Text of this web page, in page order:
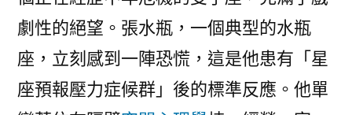
劇性的絕望。張水瓶，一個典型的水瓶
座，立刻感到一陣恐慌，這是他患有「星
座預報壓力症候群」後的標準反應。他單